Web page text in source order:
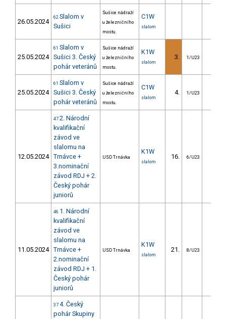
26.05.2024
62 Slalom v
Sušici
Sušice nádraží
u železničního
mostu.
C1W
slalom
25.05.2024
61 Slalom v
Sušici 3. Český
pohár veteránů
Sušice nádraží
u železničního
mostu.
K1W
slalom
3. 1/U23
25.05.2024
61 Slalom v
Sušici 3. Český
pohár veteránů
Sušice nádraží
u železničního
mostu.
C1W
slalom
4. 1/U23
12.05.2024
47 2. Národní
kvalifikační
závod ve
slalomu na
Trnávce +
3.nominační
závod RDJ + 2.
Český pohár
juniorů
USD Trnávka
K1W
slalom
16. 6/U23
11.05.2024
46 1. Národní
kvalifikační
závod ve
slalomu na
Trnávce +
2.nominační
závod RDJ + 1.
Český pohár
juniorů
USD Trnávka
K1W
slalom
21. 8/U23
37 4. Český
pohár Skupiny